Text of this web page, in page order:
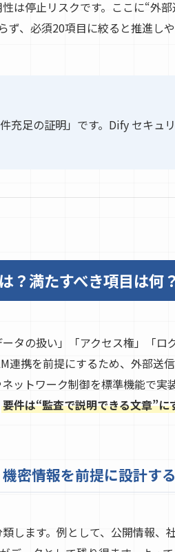
は停止リスクです。ここに“外
、必須20項目に絞ると推進しや
充足の証明」です。Dify セキュ
？満たすべき項目は何？
タの扱い」「アクセス権」「
連携を前提にするため、外部送
ットワーク制御を標準機能で実
要件は“監査で説明できる文章”に
密情報を前提に設計する
します。例として、公開情報